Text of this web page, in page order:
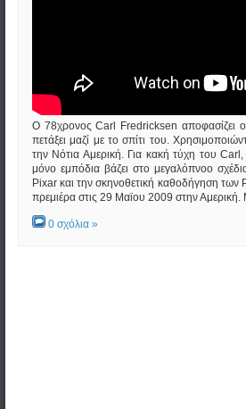
Ο 78χρονος Carl Fredricksen αποφασίζει
πετάξει μαζί με το σπίτι του.
την Νότια Αμερική. Για κακή τύχη του
μόνο εμπόδια βάζει στο μεγαλόπνοο
Pixar και την σκηνοθετική καθοδήγηση
πρεμιέρα στις 29 Μαϊου 2009 στην Αμερική.
0 σχόλια »